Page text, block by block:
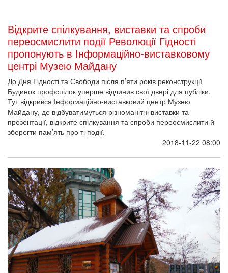
Відкрите спілкування, виставки та спроби
переосмислити події Революції Гідності
пропонують в Інформаційно-виставковому
центрі Музею Майдану
До Дня Гідності та Свободи після п’яти років реконструкції
Будинок профспілок уперше відчинив свої двері для публіки.
Тут відкрився Інформаційно-виставковий центр Музею
Майдану, де відбуватимуться різноманітні виставки та
презентації, відкрите спілкування та спроби переосмислити й
зберегти пам’ять про ті події.
2018-11-22 08:00